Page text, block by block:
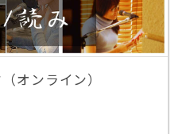
オンライン）